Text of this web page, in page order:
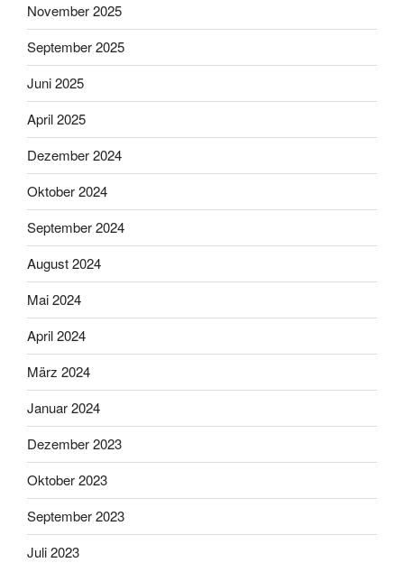
November 2025
September 2025
Juni 2025
April 2025
Dezember 2024
Oktober 2024
September 2024
August 2024
Mai 2024
April 2024
März 2024
Januar 2024
Dezember 2023
Oktober 2023
September 2023
Juli 2023